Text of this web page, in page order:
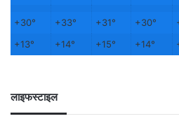
+30° +33° +31° +30°
+13° +14° +15° +14°
लाइफस्टाइल